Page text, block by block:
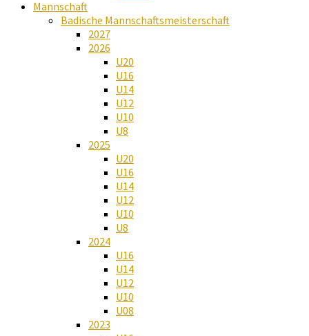
Mannschaft
Badische Mannschaftsmeisterschaft
2027
2026
U20
U16
U14
U12
U10
U8
2025
U20
U16
U14
U12
U10
U8
2024
U16
U14
U12
U10
U08
2023